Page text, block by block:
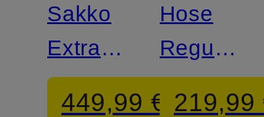
Sakko
Extra
Slim Fit
449,99 €
Hose
Regular
Fit
219,99